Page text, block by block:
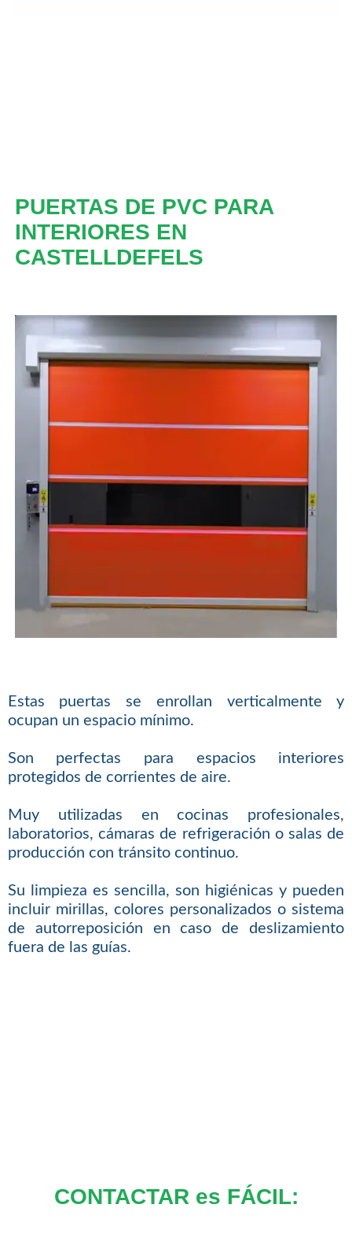
PUERTAS DE PVC PARA
INTERIORES EN
CASTELLDEFELS
Estas puertas se enrollan verticalmente y
ocupan un espacio mínimo.
Son perfectas para espacios interiores
protegidos de corrientes de aire.
Muy utilizadas en cocinas profesionales,
laboratorios, cámaras de refrigeración o salas de
producción con tránsito continuo.
Su limpieza es sencilla, son higiénicas y pueden
incluir mirillas, colores personalizados o sistema
de autorreposición en caso de deslizamiento
fuera de las guías.
CONTACTAR es FÁCIL: